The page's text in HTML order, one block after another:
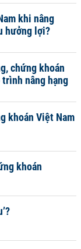
khi nâng
hưởng lợi?
chứng khoán
nâng hạng
khoán Việt Nam
khoán